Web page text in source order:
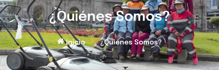
¿Quiénes Somos?
Inicio ¿Quiénes Somos?